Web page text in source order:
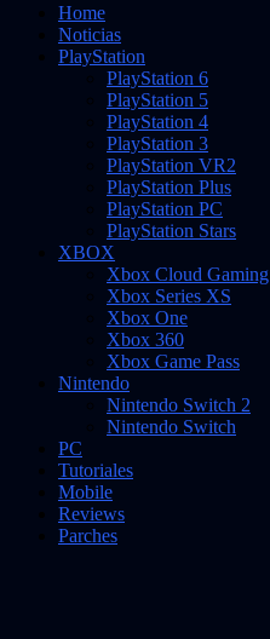
Home
Noticias
PlayStation
PlayStation 6
PlayStation 5
PlayStation 4
PlayStation 3
PlayStation VR2
PlayStation Plus
PlayStation PC
PlayStation Stars
XBOX
Xbox Cloud Gaming
Xbox Series XS
Xbox One
Xbox 360
Xbox Game Pass
Nintendo
Nintendo Switch 2
Nintendo Switch
PC
Tutoriales
Mobile
Reviews
Parches